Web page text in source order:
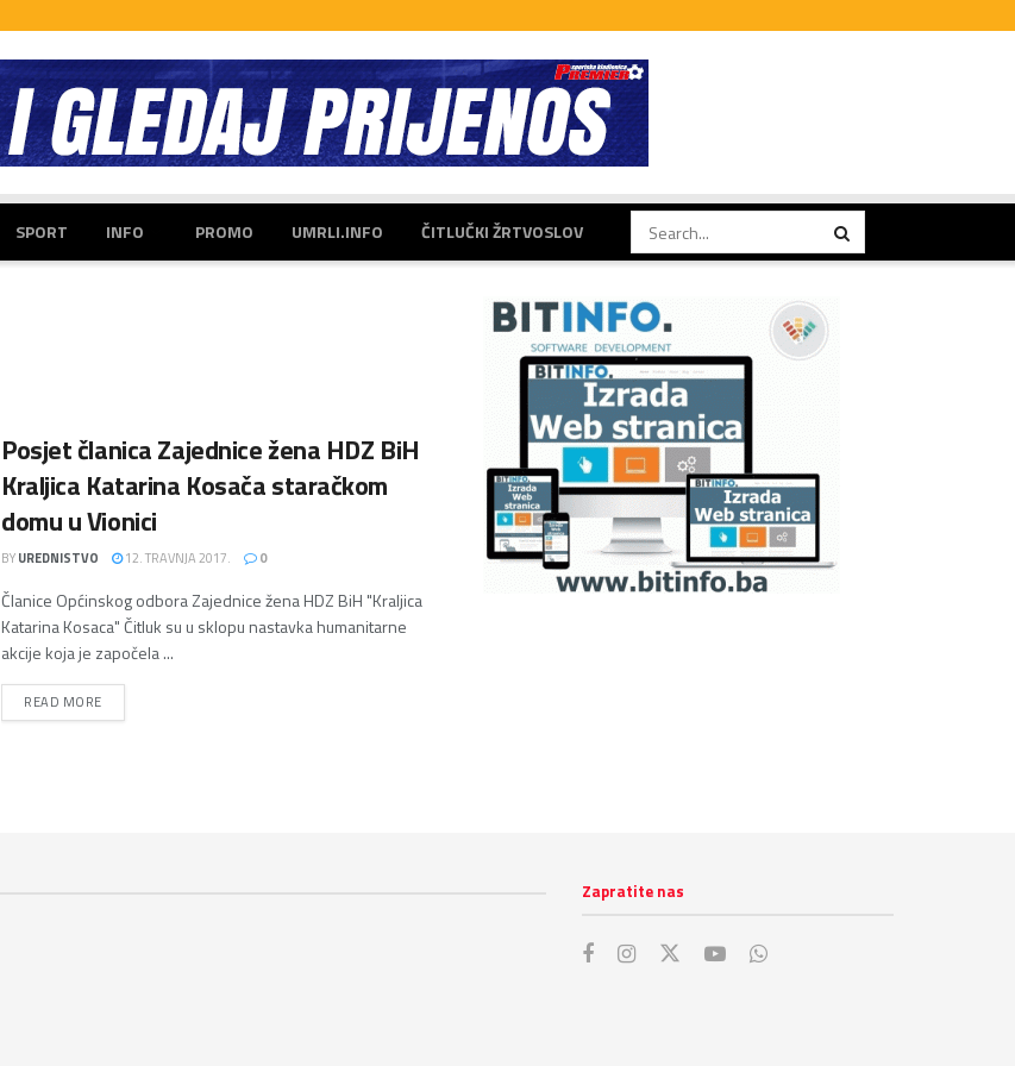
SPORT INFO PROMO UMRLI.INFO ČITLUČKI ŽRTVOSLOV
Posjet članica Zajednice žena HDZ BiH
Kraljica Katarina Kosača staračkom
domu u Vionici
BYUREDNISTVO 12. TRAVNJA 2017. 0
Članice Općinskog odbora Zajednice žena HDZ BiH "Kraljica
Katarina Kosaca" Čitluk su u sklopu nastavka humanitarne
akcije koja je započela ...
READ MOREDETAILS
Zapratite nas